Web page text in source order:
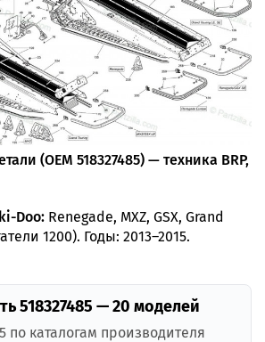
(OEM 518327485) — техника BRP,
Doo: Renegade, MXZ, GSX, Grand
1200). Годы: 2013–2015.
518327485 — 20 моделей
по каталогам производителя